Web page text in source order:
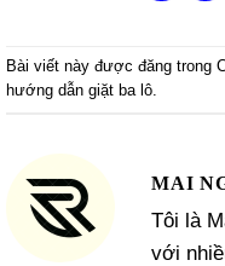
Bài viết này được đăng trong
hướng dẫn giặt ba lô.
MAI
Tôi là
với